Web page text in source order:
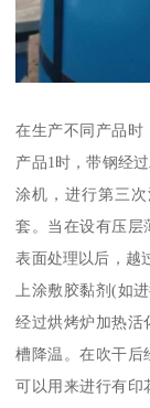
在生产不同产品时
产品1时，带钢经
涂机，进行第三
套。当在设有压层
表面处理以后，越
上涂敷胶黏剂(如
经过烘烤炉加热活
槽降温。在吹干后
可以用来进行有印